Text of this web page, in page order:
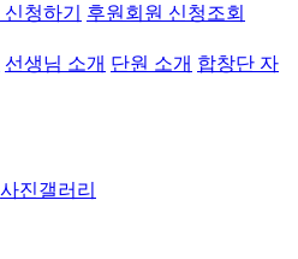
청하기
후원회원 신청조회
선생님 소개 단원 소개 합창단 자
사진갤러리